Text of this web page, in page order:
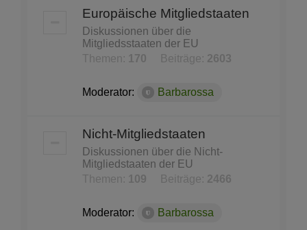
Europäische Mitgliedstaaten
Diskussionen über die
Mitgliedsstaaten der EU
Themen:
170 Beiträge: 2603
Moderator: Barbarossa
Nicht-Mitgliedstaaten
Diskussionen über die Nicht-
Mitgliedstaaten der EU
Themen:
109 Beiträge: 2466
Moderator: Barbarossa